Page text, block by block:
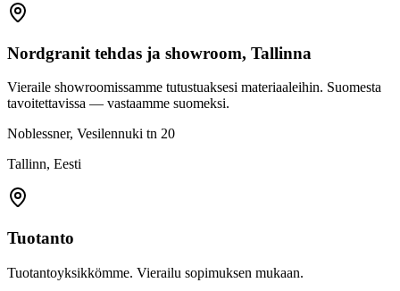
Nordgranit tehdas ja showroom, Tallinna
Vieraile showroomissamme tutustuaksesi materiaaleihin. Suomesta
tavoitettavissa — vastaamme suomeksi.
Noblessner, Vesilennuki tn 20
Tallinn, Eesti
Tuotanto
Tuotantoyksikkömme. Vierailu sopimuksen mukaan.